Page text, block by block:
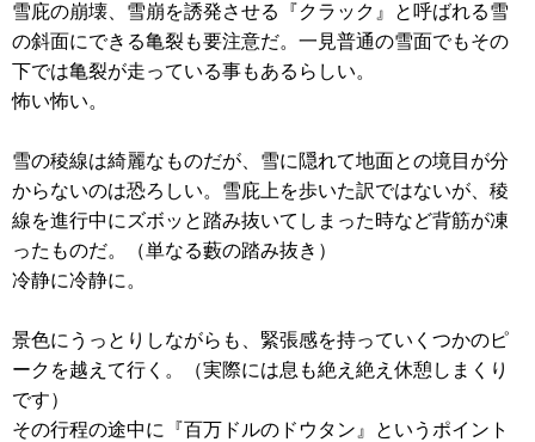
雪庇の崩壊、雪崩を誘発させる『クラック』と呼ばれる雪
の斜面にできる亀裂も要注意だ。一見普通の雪面でもその
下では亀裂が走っている事もあるらしい。
怖い怖い。
雪の稜線は綺麗なものだが、雪に隠れて地面との境目が分
からないのは恐ろしい。雪庇上を歩いた訳ではないが、稜
線を進行中にズボッと踏み抜いてしまった時など背筋が凍
ったものだ。（単なる藪の踏み抜き）
冷静に冷静に。
景色にうっとりしながらも、緊張感を持っていくつかのピ
ークを越えて行く。（実際には息も絶え絶え休憩しまくり
です）
その行程の途中に『百万ドルのドウタン』というポイント